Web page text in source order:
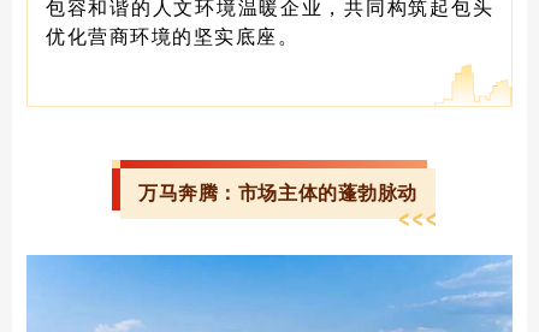
包容和谐的人文环境温暖企业，共同构筑起包头
优化营商环境的坚实底座。
万马奔腾：市场主体的蓬勃脉动